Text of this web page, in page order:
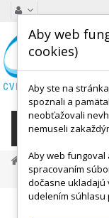
KATEGÓRIE
Posilňovanie
Aquačinka 140 X
Aby web
cookies)
Aby ste na
spoznali a
neobťažovali
nemuseli
Aby web fungoval
spracovaním
dočasne ukladajú
udelením súhlasu